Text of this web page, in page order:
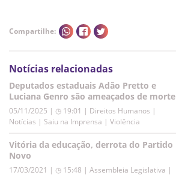
Compartilhe:
Notícias relacionadas
Deputados estaduais Adão Pretto e
Luciana Genro são ameaçados de morte
05/11/2025 | ◷ 19:01 | Direitos Humanos |
Notícias | Saiu na Imprensa | Violência
Vitória da educação, derrota do Partido
Novo
17/03/2021 | ◷ 15:48 | Assembleia Legislativa |